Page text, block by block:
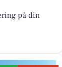
på din